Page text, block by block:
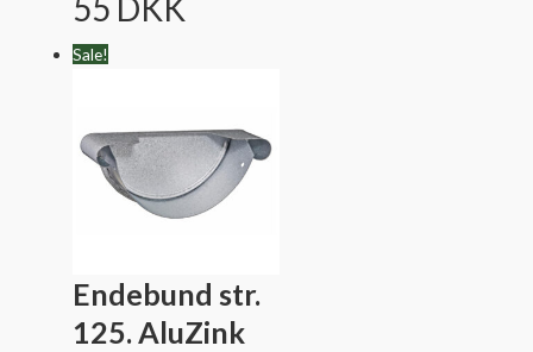
Sale!
Endebund str.
125. AluZink